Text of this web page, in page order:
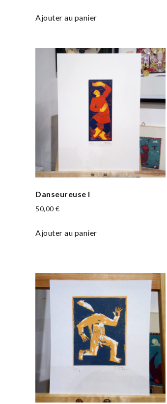
Ajouter au panier
Danseureuse I
50,00 €
Ajouter au panier